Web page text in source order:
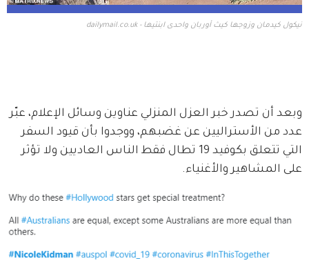
نيكول كيدمان وزوجها كيث أوربان واحدى ابنتيها - dailymail.co.uk
وبعد أن تصدر خبر العزل المنزلي عناوين وسائل الإعلام، عبّر
عدد من الأستراليين عن غضبهم، ووجدوا بأن قيود السفر
التي تتعلق بكوفيد 19 تطال فقط الناس العاديين ولا تؤثر
على المشاهير والأغنياء.